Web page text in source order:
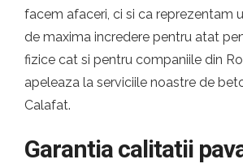
facem afaceri, ci si ca reprezentam
de maxima incredere pentru atat
fizice cat si pentru companiile din
apeleaza la serviciile noastre de
Calafat.
Garantia calitatii